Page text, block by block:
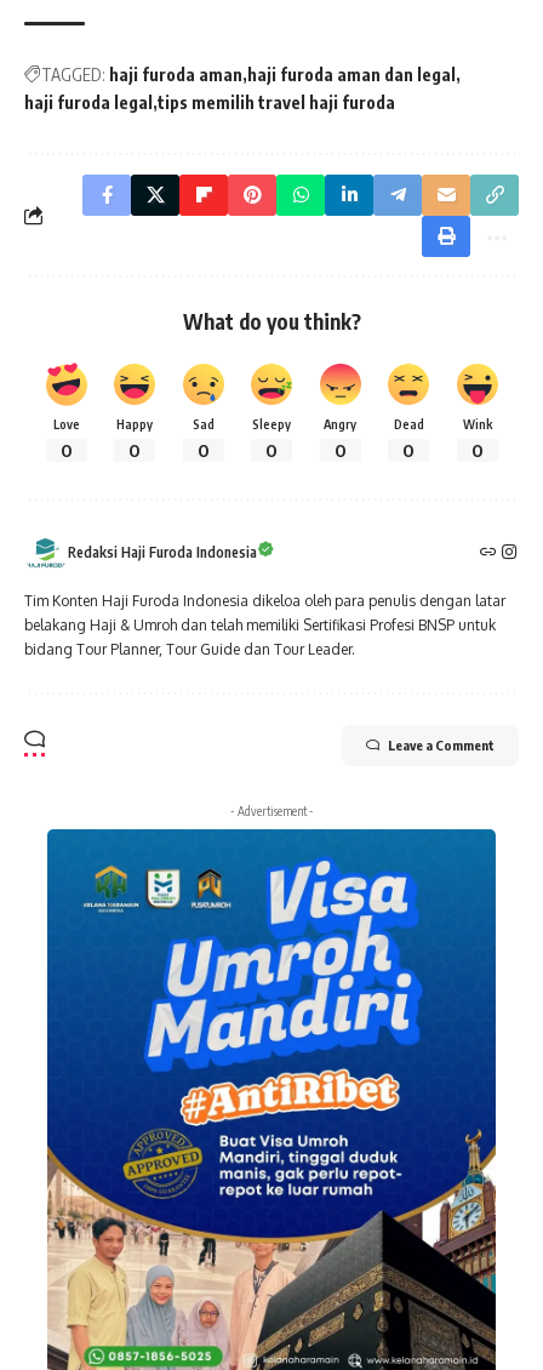
TAGGED: haji furoda aman haji furoda aman dan legal
haji furoda legal tips memilih travel haji furoda
What do you think?
Love
0
Happy
0
Sad
0
Sleepy
0
Angry
0
Dead
0
Wink
0
Redaksi Haji Furoda Indonesia
Tim Konten Haji Furoda Indonesia dikeloa oleh para penulis dengan latar
belakang Haji & Umroh dan telah memiliki Sertifikasi Profesi BNSP untuk
bidang Tour Planner, Tour Guide dan Tour Leader.
Leave a Comment
- Advertisement -